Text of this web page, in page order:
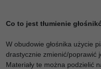
Co to jest tłumienie
W obudowie głośnika użycie
drastycznie zmienić/poprawić
Materiały te można podzielić